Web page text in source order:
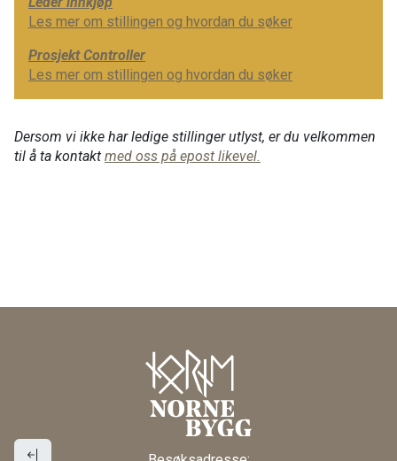
Les mer om stillingen og hvordan du søker
Prosjekt Controller
Les mer om stillingen og hvordan du søker
Dersom vi ikke har ledige stillinger utlyst, er du velkommen
til å ta kontakt med oss på epost likevel.​